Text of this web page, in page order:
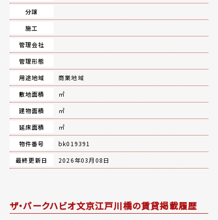
分譲
施工
管理会社
管理形態
用途地域
商業地域
敷地面積
㎡
建物面積
㎡
延床面積
㎡
物件番号
bk019391
最終更新日
2026年03月08日
ザ・パークハビオ文京江戸川橋の賃貸掲載履歴